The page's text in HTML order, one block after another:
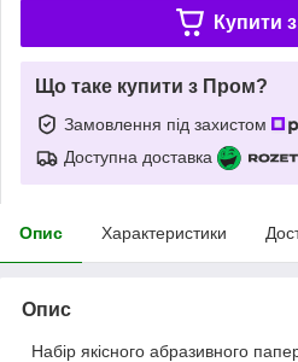
Купити з
Що таке купити з Пром?
Замовлення під захистом
Доступна доставка
Опис Характеристики
Опис
Набір якісного абразивного